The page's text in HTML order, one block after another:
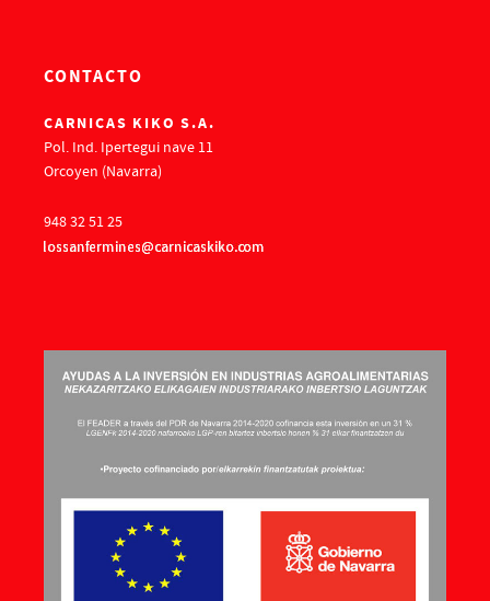
CONTACTO
CARNICAS KIKO S.A.
Pol. Ind. Ipertegui nave 11
Orcoyen (Navarra)
948 32 51 25